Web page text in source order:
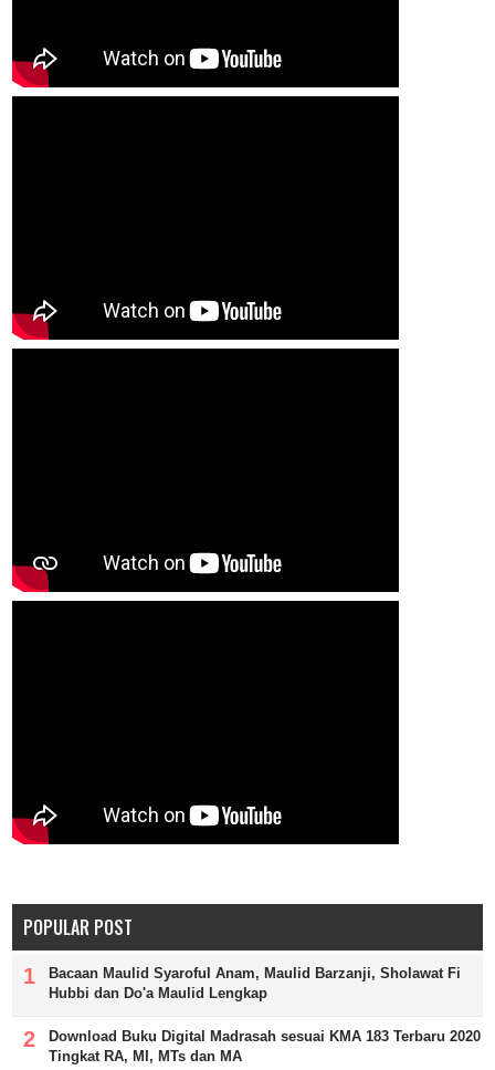
POPULAR POST
Bacaan Maulid Syaroful Anam, Maulid Barzanji, Sholawat Fi
Hubbi dan Do'a Maulid Lengkap
Download Buku Digital Madrasah sesuai KMA 183 Terbaru 2020
Tingkat RA, MI, MTs dan MA